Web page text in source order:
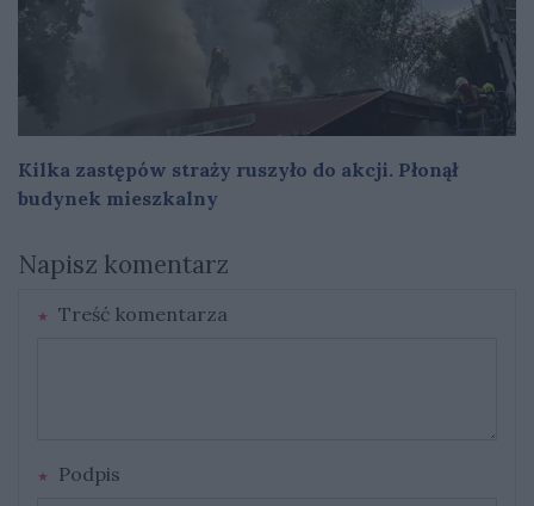
Kilka zastępów straży ruszyło do akcji. Płonął
budynek mieszkalny
Napisz komentarz
Treść komentarza
Podpis